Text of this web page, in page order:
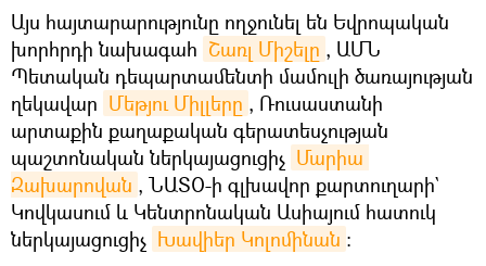
Այս հայտարարությունը ողջունել են Եվրոպական
խորհրդի նախագահ Շառլ Միշելը , ԱՄՆ
Պետական դեպարտամենտի մամուլի ծառայության
ղեկավար Մեթյու Միլլերը , Ռուսաստանի
արտաքին քաղաքական գերատեսչության
պաշտոնական ներկայացուցիչ Մարիա
Զախարովան , ՆԱՏՕ-ի գլխավոր քարտուղարի`
Կովկասում և Կենտրոնական Ասիայում հատուկ
ներկայացուցիչ Խավիեր Կոլոմինան ։